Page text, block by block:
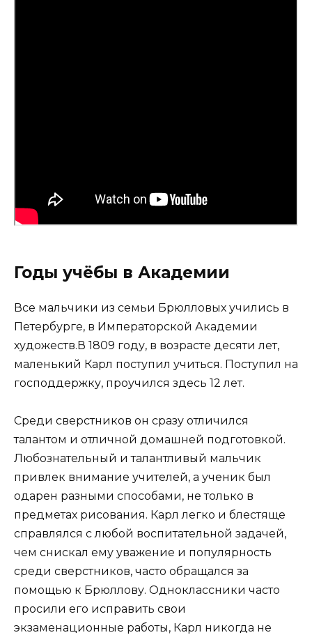
Годы учёбы в Академии
Все мальчики из семьи Брюлловых учились в
Петербурге, в Императорской Академии
художеств.В 1809 году, в возрасте десяти лет,
маленький Карл поступил учиться. Поступил на
господдержку, проучился здесь 12 лет.
Среди сверстников он сразу отличился
талантом и отличной домашней подготовкой.
Любознательный и талантливый мальчик
привлек внимание учителей, а ученик был
одарен разными способами, не только в
предметах рисования. Карл легко и блестяще
справлялся с любой воспитательной задачей,
чем снискал ему уважение и популярность
среди сверстников, часто обращался за
помощью к Брюллову. Одноклассники часто
просили его исправить свои
экзаменационные работы, Карл никогда не